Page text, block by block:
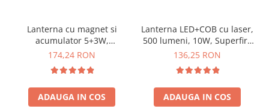
Ce contine cutia?
1x Lanterna de lucru cu picior magnetic, 280lm - YATO
Lanterna cu magnet si
acumulator 5+3W,
600/260LM, USB - YATO YT-
174,24 RON
ADAUGA IN COS
Lanterna LED+COB cu laser,
500 lumeni, 10W, Superfire
G20
136,25 RON
ADAUGA IN COS